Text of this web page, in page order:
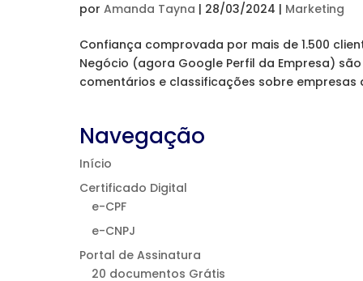
por Amanda Tayna | 28/03/2024 | Marketing
Confiança comprovada por mais de 1.500
Negócio (agora Google Perfil da Empresa)
comentários e classificações sobre empresas
Navegação
Início
Certificado Digital
e-CPF
e-CNPJ
Portal de Assinatura
20 documentos Grátis